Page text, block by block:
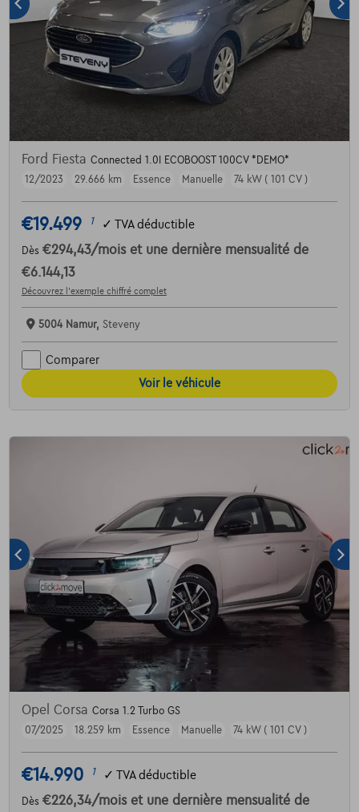
Ford Fiesta Connected 1.0I ECOBOOST 100CV *DEMO*
12/2023
29.666 km Essence Manuelle 74 kW ( 101 CV )
€19.499 1 ✓ TVA déductible
Dès €294,43/mois et une dernière mensualité de
€6.144,13
Découvrez l’exemple chiffré complet
5004 Namur, Steveny
Comparer
Voir le véhicule
Opel Corsa Corsa 1.2 Turbo GS
07/2025
18.259 km Essence Manuelle 74 kW ( 101 CV )
€14.990 1 ✓ TVA déductible
Dès €226,34/mois et une dernière mensualité de